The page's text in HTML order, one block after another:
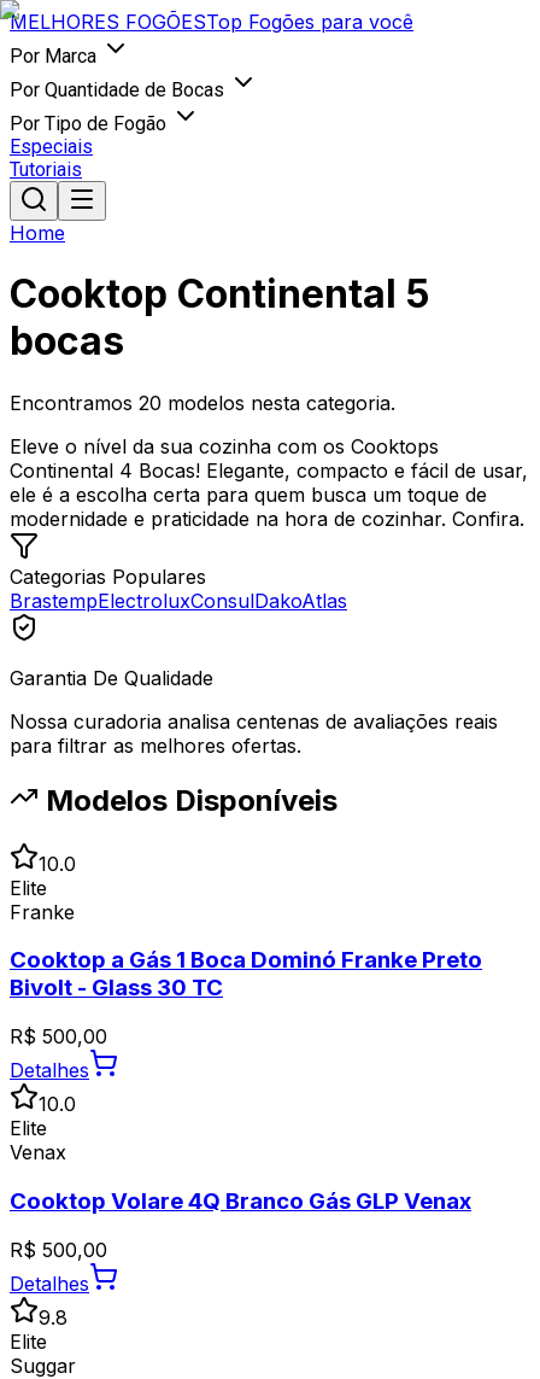
MELHORES FOGÕESTop Fogões para você
Por Marca
Por Quantidade de Bocas
Por Tipo de Fogão
Especiais
Tutoriais
Home
Cooktop Continental 5
bocas
Encontramos 20 modelos nesta categoria.
Eleve o nível da sua cozinha com os Cooktops
Continental 4 Bocas! Elegante, compacto e fácil de usar,
ele é a escolha certa para quem busca um toque de
modernidade e praticidade na hora de cozinhar. Confira.
Categorias Populares
BrastempElectroluxConsulDakoAtlas
Garantia De Qualidade
Nossa curadoria analisa centenas de avaliações reais
para filtrar as melhores ofertas.
Modelos Disponíveis
10.0
Elite
Franke
Cooktop a Gás 1 Boca Dominó Franke Preto
Bivolt - Glass 30 TC
R$ 500,00
Detalhes
10.0
Elite
Venax
Cooktop Volare 4Q Branco Gás GLP Venax
R$ 500,00
Detalhes
9.8
Elite
Suggar